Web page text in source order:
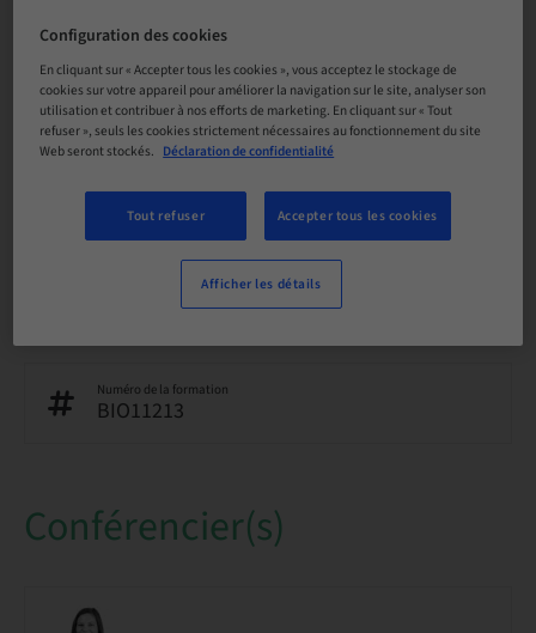
Points
0.00 Points
Méthode de livraison
Cours en ligne
Numéro de la formation
BIO11213
Conférencier(s)
Configuration des cookies
En cliquant sur « Accepter tous les cookies », vous acceptez le stockage de
cookies sur votre appareil pour améliorer la navigation sur le site, analyser son
utilisation et contribuer à nos efforts de marketing. En cliquant sur « Tout
refuser », seuls les cookies strictement nécessaires au fonctionnement du site
Web seront stockés. Déclaration de confidentialité
Tout refuser Accepter tous les cookies
Afficher les détails